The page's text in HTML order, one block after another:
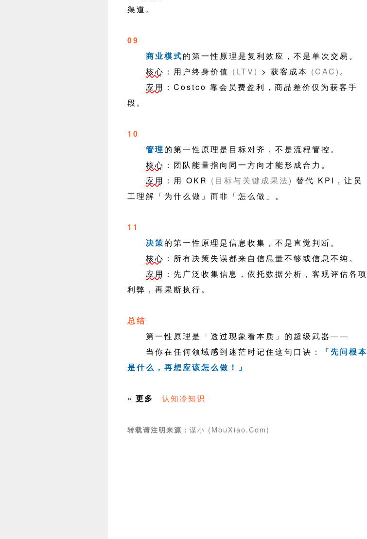
渠道。
09
商业模式的第一性原理是复利效应，不是单次交易。
核心 ：用户终身价值 (LTV) > 获客成本 (CAC) 。
应用 ：Costco 靠会员费盈利，商品差价仅为获客手
段。
10
管理 的第一性原理是目标对齐，不是流程管控。
核心 ：团队能量指向同一方向才能形成合力。
应用 ：用 OKR (目标与关键成果法) 替代 KPI，让员
工理解「为什么做」而非「怎么做」。
11
决策的第一性原理是信息收集，不是直觉判断。
核心 ：所有决策失误都来自信息量不够或信息不纯。
应用 ：先广泛收集信息，依托数据分析，客观评估各项
利弊，再果断执行。
总结
第一性原理是「透过现象看本质」的超级武器——
当你在任何领域感到迷茫时记住这句口诀：
「先问根本
是什么，再想应该怎么做！」
» 更多 认知冷知识
转载请注明来源： 谋小 (MouXiao.Com)